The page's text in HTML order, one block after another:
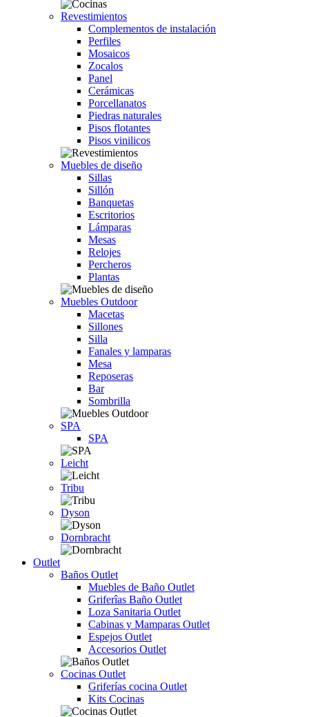
Revestimientos
Complementos de instalación
Perfiles
Mosaicos
Zocalos
Panel
Cerámicas
Porcellanatos
Piedras naturales
Pisos flotantes
Pisos vinilicos
Muebles de diseño
Sillas
Sillón
Banquetas
Escritorios
Lámparas
Mesas
Relojes
Percheros
Plantas
Muebles Outdoor
Macetas
Sillones
Silla
Fanales y lamparas
Mesa
Reposeras
Bar
Sombrilla
SPA
SPA
Leicht
Tribu
Dyson
Dornbracht
Outlet
Baños Outlet
Muebles de Baño Outlet
Griferîas Baño Outlet
Loza Sanitaria Outlet
Cabinas y Mamparas Outlet
Espejos Outlet
Accesorios Outlet
Cocinas Outlet
Griferías cocina Outlet
Kits Cocinas